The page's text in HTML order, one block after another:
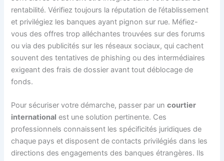
rentabilité. Vérifiez toujours la réputation de l’établissement
et privilégiez les banques ayant pignon sur rue. Méfiez-
vous des offres trop alléchantes trouvées sur des forums
ou via des publicités sur les réseaux sociaux, qui cachent
souvent des tentatives de phishing ou des intermédiaires
exigeant des frais de dossier avant tout déblocage de
fonds.
Pour sécuriser votre démarche, passer par uncourtier
international est une solution pertinente. Ces
professionnels connaissent les spécificités juridiques de
chaque pays et disposent de contacts privilégiés dans les
directions des engagements des banques étrangères. Ils